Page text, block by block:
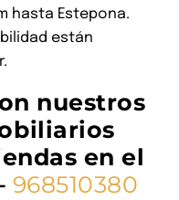
hasta Estepona.
están
nuestros
en el
968510380